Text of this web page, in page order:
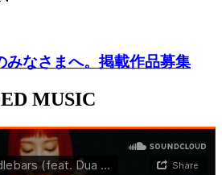
みなさまへ。掲載作品募集
MUSIC